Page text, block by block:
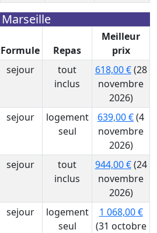
Marseille
Formule Repas
Meilleur
prix
sejour
tout
inclus
618,00 €(28
novembre
2026)
sejour
logement
seul
639,00 €(4
novembre
2026)
sejour
tout
inclus
944,00 €(24
novembre
2026)
sejour
logement
seul
1 068,00 €
(31 octobre